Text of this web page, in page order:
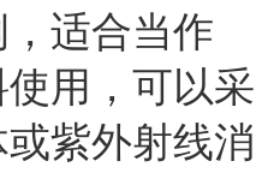
适合当作
用，可以采
紫外射线消